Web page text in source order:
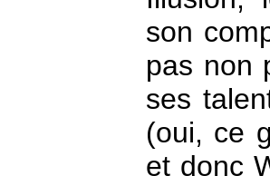
son
pas non
ses
(oui, ce
et donc